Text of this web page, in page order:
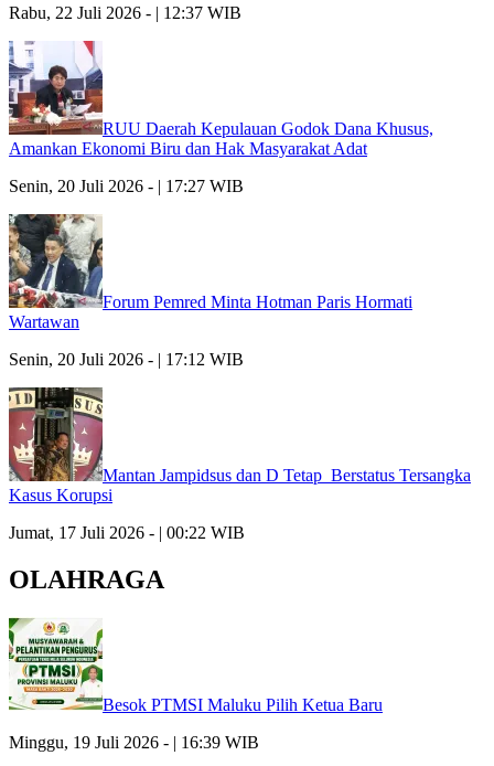
Rabu, 22 Juli 2026 - | 12:37 WIB
RUU Daerah Kepulauan Godok Dana Khusus,
Amankan Ekonomi Biru dan Hak Masyarakat Adat
Senin, 20 Juli 2026 - | 17:27 WIB
Forum Pemred Minta Hotman Paris Hormati
Wartawan
Senin, 20 Juli 2026 - | 17:12 WIB
Mantan Jampidsus dan D Tetap Berstatus Tersangka
Kasus Korupsi
Jumat, 17 Juli 2026 - | 00:22 WIB
OLAHRAGA
Besok PTMSI Maluku Pilih Ketua Baru
Minggu, 19 Juli 2026 - | 16:39 WIB